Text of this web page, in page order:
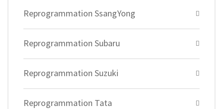
Reprogrammation SsangYong
Reprogrammation Subaru
Reprogrammation Suzuki
Reprogrammation Tata